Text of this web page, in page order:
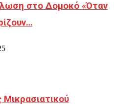
στο Δομοκό «Όταν